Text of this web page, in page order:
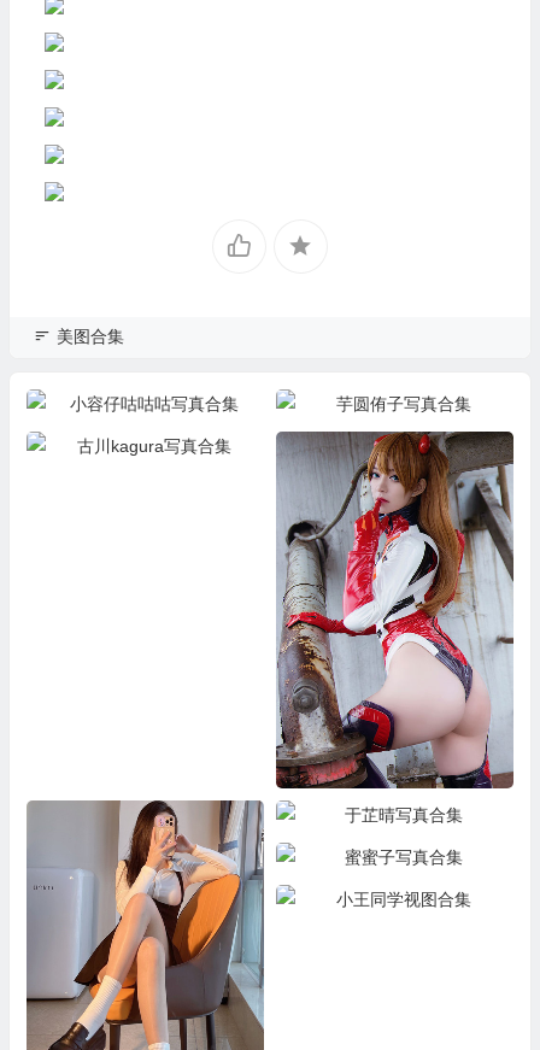
美图合集
小容仔咕咕咕写真合集 芋圆侑子写真合集
KETTOE 写真合集
于芷晴写真合集
蜜蜜子写真合集